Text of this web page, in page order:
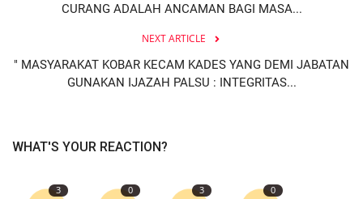
CURANG ADALAH ANCAMAN BAGI MASA...
NEXT ARTICLE
" MASYARAKAT KOBAR KECAM KADES YANG DEMI JABATAN
GUNAKAN IJAZAH PALSU : INTEGRITAS...
WHAT'S YOUR REACTION?
3 0 3 0